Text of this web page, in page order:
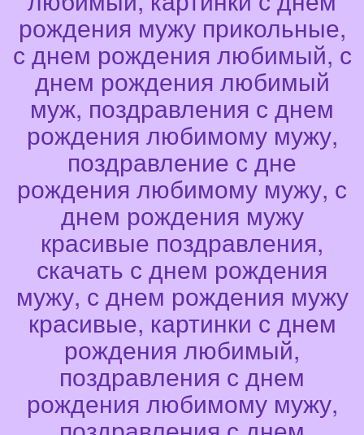
рождения мужу прикольные,
с днем рождения любимый, с
днем рождения любимый
муж, поздравления с днем
рождения любимому мужу,
поздравление с дне
рождения любимому мужу, с
днем рождения мужу
красивые поздравления,
скачать с днем рождения
мужу, с днем рождения мужу
красивые, картинки с днем
рождения любимый,
поздравления с днем
рождения любимому мужу,